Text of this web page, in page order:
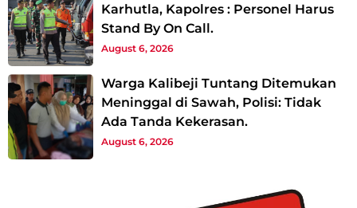
Karhutla, Kapolres : Personel Harus
Stand By On Call.
August 6, 2026
Warga Kalibeji Tuntang Ditemukan
Meninggal di Sawah, Polisi: Tidak
Ada Tanda Kekerasan.
August 6, 2026